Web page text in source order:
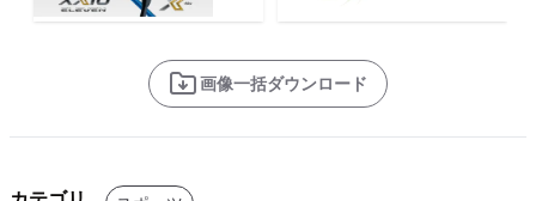
画像一括ダウンロード